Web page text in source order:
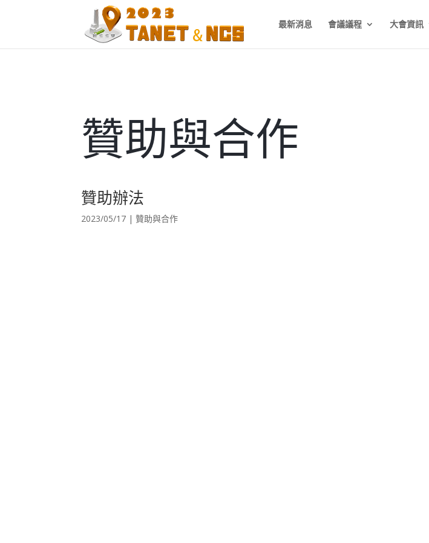
最新消息 會議議程 大會資訊
贊助與合作
贊助辦法
2023/05/17 | 贊助與合作